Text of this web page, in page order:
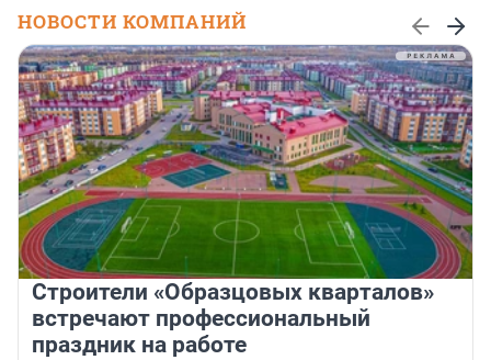
НОВОСТИ КОМПАНИЙ
Строители «Образцовых кварталов»
встречают профессиональный
праздник на работе